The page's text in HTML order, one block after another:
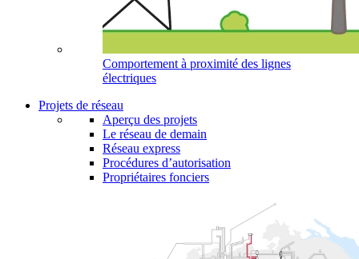
Comportement à proximité des lignes
électriques
Projets de réseau
Aperçu des projets
Le réseau de demain
Réseau express
Procédures d’autorisation
Propriétaires fonciers